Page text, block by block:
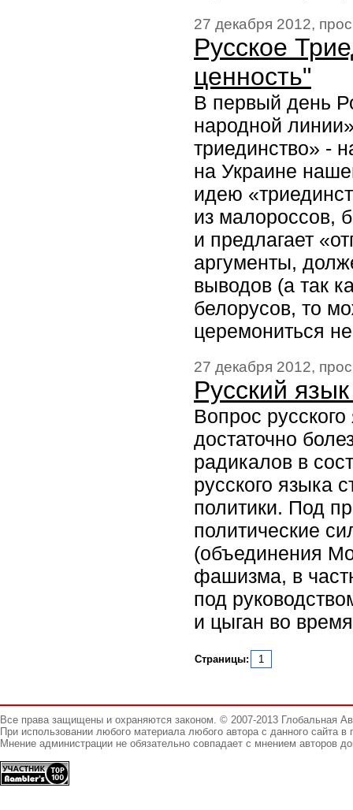
27 декабря 2012,
Русское
ценность"
В первый день
народной
триединство» -
на Украине
идею
из малороссов,
и предлагает
аргументы,
выводов (а так
белорусов, то
церемониться
27 декабря 2012,
Русский
Вопрос
достаточно
радикалов в
русского языка
политики. Под
политические
(объединения
фашизма, в
под
и цыган во
Страницы: 1
Все права защищены и охраняются законом. © 2007-2013 Глобальная
При использовании любого материала любого автора с данного сайта
Мнение администрации не обязательно совпадает с мнением авторов